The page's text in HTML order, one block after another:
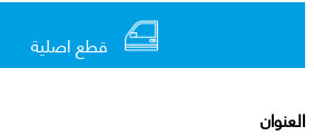
قطع اصلية
العنوان